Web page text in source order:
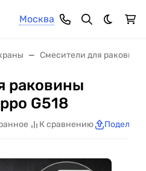
Москва
Темная
Смесители для раковины
раковины
G518
К сравнению